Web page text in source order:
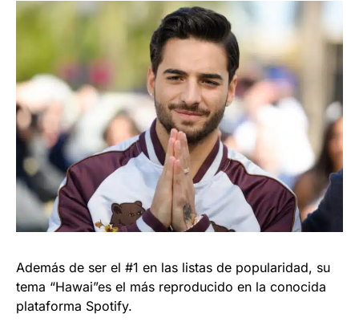
Además de ser el #1 en las listas de popularidad, su
tema “Hawai”es el más reproducido en la conocida
plataforma Spotify.